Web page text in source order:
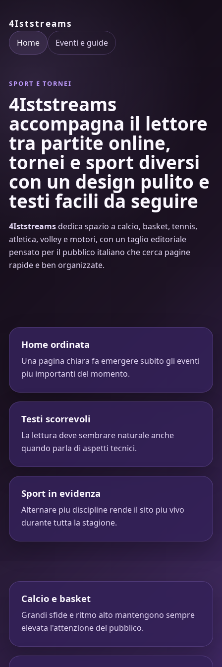
4Iststreams
Home Eventi e guide
SPORT E TORNEI
4Iststreams
accompagna il lettore
tra partite online,
tornei e sport diversi
con un design pulito e
testi facili da seguire
4Iststreamsdedica spazio a calcio, basket, tennis,
atletica, volley e motori, con un taglio editoriale
pensato per il pubblico italiano che cerca pagine
rapide e ben organizzate.
Home ordinata
Una pagina chiara fa emergere subito gli eventi
piu importanti del momento.
Testi scorrevoli
La lettura deve sembrare naturale anche
quando parla di aspetti tecnici.
Sport in evidenza
Alternare piu discipline rende il sito piu vivo
durante tutta la stagione.
Calcio e basket
Grandi sfide e ritmo alto mantengono sempre
elevata l'attenzione del pubblico.